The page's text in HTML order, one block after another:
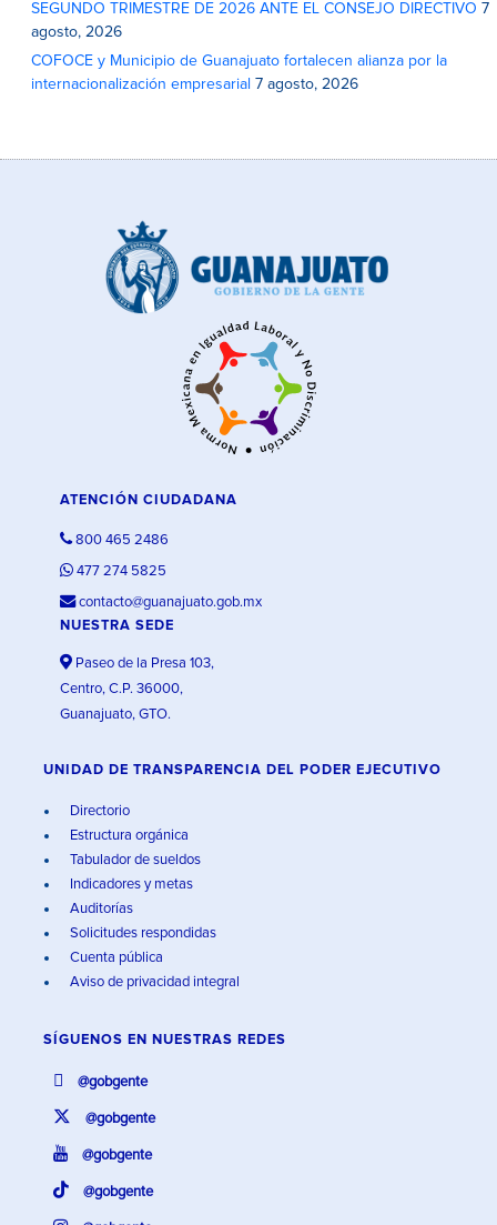
SEGUNDO TRIMESTRE DE 2026 ANTE EL CONSEJO DIRECTIVO 7
agosto, 2026
COFOCE y Municipio de Guanajuato fortalecen alianza por la
internacionalización empresarial 7 agosto, 2026
ATENCIÓN CIUDADANA
800 465 2486
477 274 5825
contacto@guanajuato.gob.mx
NUESTRA SEDE
Paseo de la Presa 103,
Centro, C.P. 36000,
Guanajuato, GTO.
UNIDAD DE TRANSPARENCIA DEL PODER EJECUTIVO
Directorio
Estructura orgánica
Tabulador de sueldos
Indicadores y metas
Auditorías
Solicitudes respondidas
Cuenta pública
Aviso de privacidad integral
SÍGUENOS EN NUESTRAS REDES
@gobgente
@gobgente
@gobgente
@gobgente